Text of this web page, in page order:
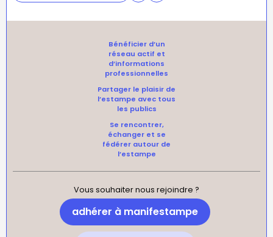
Bénéficier d’un
réseau actif et
d’informations
professionnelles
Partager le plaisir de
l’estampe avec tous
les publics
Se rencontrer,
échanger et se
fédérer autour de
l’estampe
Vous souhaiter nous rejoindre ?
adhérer à manifestampe